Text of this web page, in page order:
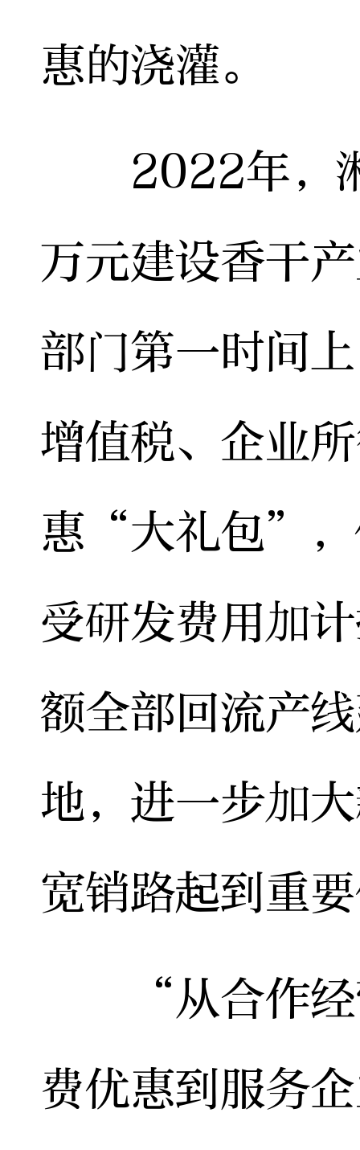
惠的浇灌。
2022年，湘
万元建设香干
部门第一时间
增值税、企业
惠“大礼包”，
受研发费用加
额全部回流产
地，进一步加
宽销路起到重
“从合作经
费优惠到服务